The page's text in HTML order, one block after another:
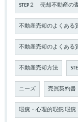
STEP２ 売却不動産の
不動産売却のよくある
不動産売却のよくあ
不動産売却方法
ニーズ 売買契約書
瑕疵・心理的瑕疵 瑕疵